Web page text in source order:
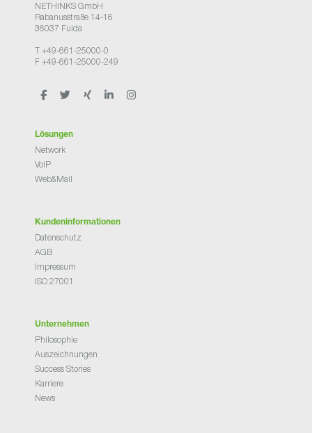
NETHINKS GmbH
Rabanusstraße 14-16
36037 Fulda
T +49-661-25000-0
F +49-661-25000-249
Lösungen
Network
VoIP
Web&Mail
Kundeninformationen
Datenschutz
AGB
Impressum
ISO 27001
Unternehmen
Philosophie
Auszeichnungen
Success Stories
Karriere
News